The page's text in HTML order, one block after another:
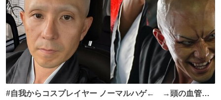
#自我からコスプレイヤー ノーマルハゲ← →頭の血管パ